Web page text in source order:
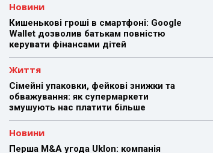
Новини
Кишенькові гроші в смартфоні: Google
Wallet дозволив батькам повністю
керувати фінансами дітей
Життя
Сімейні упаковки, фейкові знижки та
обважування: як супермаркети
змушують нас платити більше
Новини
Перша M&A угода Uklon: компанія